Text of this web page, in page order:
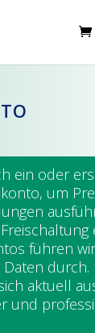
ein oder
um
führen
durch.
aktuell
und